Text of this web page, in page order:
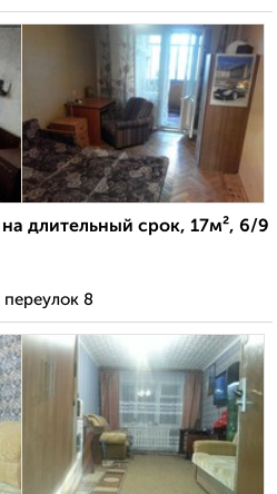
длительный срок, 17м², 6/9
8